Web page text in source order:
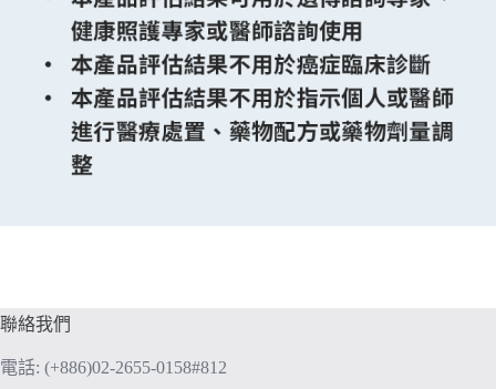
聯絡我們
電話: (+886)02-2655-0158#812